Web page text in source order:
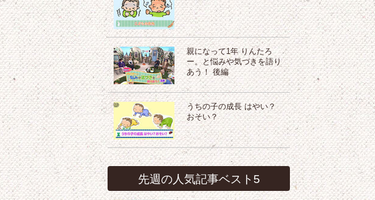
親になって1年 りんたろ
ー。と悩みや気づきを語り
あう！ 後編
うちの子の成長 はやい？
おそい？
先週の人気記事ベスト5